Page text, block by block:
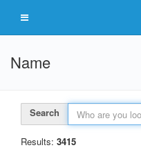
Name
Search
Results: 3415